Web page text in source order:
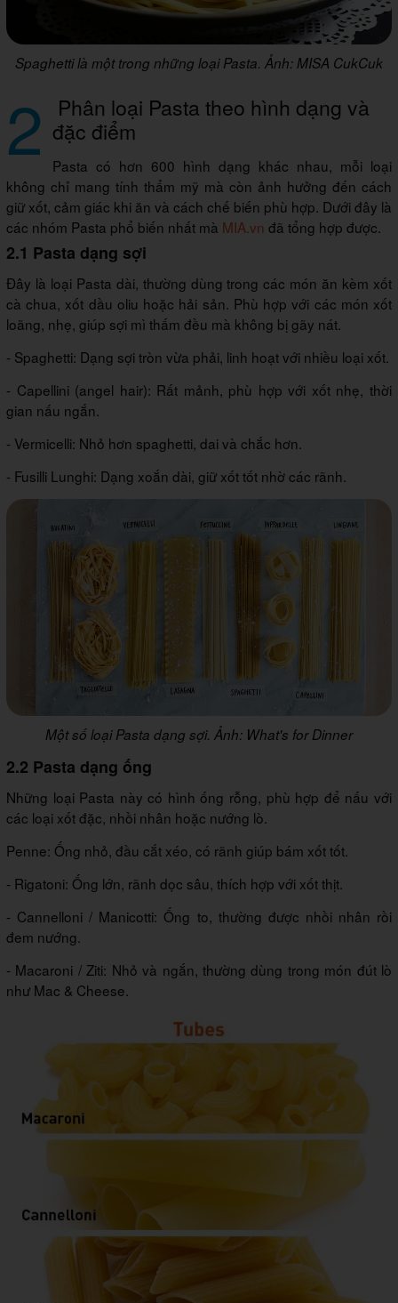
Spaghetti là một trong những loại Pasta. Ảnh: MISA CukCuk
2 Phân loại Pasta theo hình dạng và
đặc điểm
Pasta có hơn 600 hình dạng khác nhau, mỗi loại
không chỉ mang tính thẩm mỹ mà còn ảnh hưởng đến cách
giữ xốt, cảm giác khi ăn và cách chế biến phù hợp. Dưới đây là
các nhóm Pasta phổ biến nhất mà MIA.vn đã tổng hợp được.
2.1 Pasta dạng sợi
Đây là loại Pasta dài, thường dùng trong các món ăn kèm xốt
cà chua, xốt dầu oliu hoặc hải sản. Phù hợp với các món xốt
loãng, nhẹ, giúp sợi mì thấm đều mà không bị gãy nát.
- Spaghetti: Dạng sợi tròn vừa phải, linh hoạt với nhiều loại xốt.
- Capellini (angel hair): Rất mảnh, phù hợp với xốt nhẹ, thời
gian nấu ngắn.
- Vermicelli: Nhỏ hơn spaghetti, dai và chắc hơn.
- Fusilli Lunghi: Dạng xoắn dài, giữ xốt tốt nhờ các rãnh.
Một số loại Pasta dạng sợi. Ảnh: What's for Dinner
2.2 Pasta dạng ống
Những loại Pasta này có hình ống rỗng, phù hợp để nấu với
các loại xốt đặc, nhồi nhân hoặc nướng lò.
Penne: Ống nhỏ, đầu cắt xéo, có rãnh giúp bám xốt tốt.
- Rigatoni: Ống lớn, rãnh dọc sâu, thích hợp với xốt thịt.
- Cannelloni / Manicotti: Ống to, thường được nhồi nhân rồi
đem nướng.
- Macaroni / Ziti: Nhỏ và ngắn, thường dùng trong món đút lò
như Mac & Cheese.